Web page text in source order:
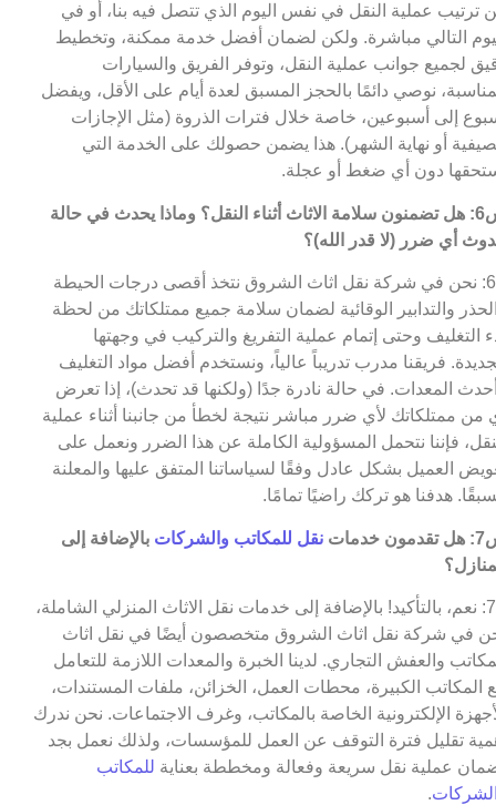
ترتيب عملية النقل في نفس اليوم الذي تتصل فيه بنا، أو في
التالي مباشرة. ولكن لضمان أفضل خدمة ممكنة، وتخطيط
لجميع جوانب عملية النقل، وتوفر الفريق والسيارات
نوصي دائمًا بالحجز المسبق لعدة أيام على الأقل، ويفضل
إلى أسبوعين، خاصة خلال فترات الذروة (مثل الإجازات
أو نهاية الشهر). هذا يضمن حصولك على الخدمة التي
دون أي ضغط أو عجلة.
س6: هل تضمنون سلامة الاثاث أثناء النقل؟ وماذا يحدث في حالة
أي ضرر (لا قدر الله)؟
ج6: نحن في شركة نقل اثاث الشروق نتخذ أقصى درجات الحيطة
والتدابير الوقائية لضمان سلامة جميع ممتلكاتك من لحظة
التغليف وحتى إتمام عملية التفريغ والتركيب في وجهتها
فريقنا مدرب تدريباً عالياً، ونستخدم أفضل مواد التغليف
المعدات. في حالة نادرة جدًا (ولكنها قد تحدث)، إذا تعرض
من ممتلكاتك لأي ضرر مباشر نتيجة لخطأ من جانبنا أثناء عملية
فإننا نتحمل المسؤولية الكاملة عن هذا الضرر ونعمل على
العميل بشكل عادل وفقًا لسياساتنا المتفق عليها والمعلنة
هدفنا هو تركك راضيًا تمامًا.
خدمات نقل للمكاتب والشركات بالإضافة إلى
ج7: نعم، بالتأكيد! بالإضافة إلى خدمات نقل الاثاث المنزلي الشاملة،
في شركة نقل اثاث الشروق متخصصون أيضًا في نقل اثاث
والعفش التجاري. لدينا الخبرة والمعدات اللازمة للتعامل
المكاتب الكبيرة، محطات العمل، الخزائن، ملفات المستندات،
الإلكترونية الخاصة بالمكاتب، وغرف الاجتماعات. نحن ندرك
تقليل فترة التوقف عن العمل للمؤسسات، ولذلك نعمل بجد
عملية نقل سريعة وفعالة ومخططة بعناية للمكاتب
.